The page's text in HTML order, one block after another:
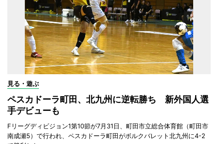
見る・遊ぶ
ペスカドーラ町田、北九州に逆転勝ち 新外国人選
手デビューも
Fリーグディビジョン1第10節が7月31日、町田市立総合体育館（町田市
南成瀬5）で行われ、ペスカドーラ町田がボルクバレット北九州に4-2